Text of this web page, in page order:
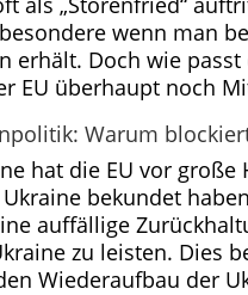
wenn man
erhält. Doch wie
EU überhaupt noch
Warum
hat die EU vor
bekundet
auffällige
zu leisten.
Wiederaufbau der